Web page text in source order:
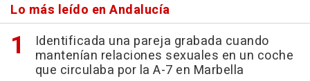
Lo más leído en Andalucía
Identificada una pareja grabada cuando
mantenían relaciones sexuales en un coche
que circulaba por la A-7 en Marbella